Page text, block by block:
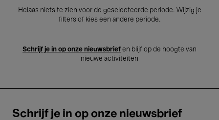
Helaas niets te zien voor de geselecteerde periode. Wijzig je
filters of kies een andere periode.
Schrijf je in op onze nieuwsbrief en blijf op de hoogte van
nieuwe activiteiten
Schrijf je in op onze nieuwsbrief